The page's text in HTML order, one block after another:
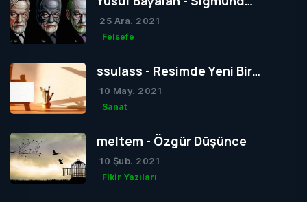
Freud’un Yapısal Kuramı
25 Ara. 2021
Felsefe
ssulass - Resimde Yeni Bir
Dönem mi Yoksa Bir Dönemin
Sonu mu?
10 May. 2021
Sanat
meltem - Özgür Düşünce
10 Şub. 2021
Fikir Yazıları